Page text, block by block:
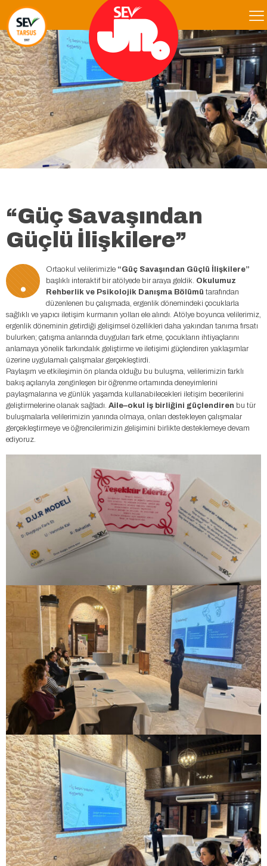
“Güç Savaşından
Güçlü İlişkilere”
. Ortaokul velilerimizle “Güç Savaşından Güçlü İlişkilere”
başlıklı interaktif bir atölyede bir araya geldik. Okulumuz
Rehberlik ve Psikolojik Danışma Bölümü tarafından
düzenlenen bu çalışmada, ergenlik dönemindeki çocuklarla
sağlıklı ve yapıcı iletişim kurmanın yolları ele alındı. Atölye boyunca velilerimiz,
ergenlik döneminin getirdiği gelişimsel özellikleri daha yakından tanıma fırsatı
bulurken; çatışma anlarında duyguları fark etme, çocukların ihtiyaçlarını
anlamaya yönelik farkındalık geliştirme ve iletişimi güçlendiren yaklaşımlar
üzerine uygulamalı çalışmalar gerçekleştirdi.
Paylaşım ve etkileşimin ön planda olduğu bu buluşma, velilerimizin farklı
bakış açılarıyla zenginleşen bir öğrenme ortamında deneyimlerini
paylaşmalarına ve günlük yaşamda kullanabilecekleri iletişim becerilerini
geliştirmelerine olanak sağladı. Aile–okul iş birliğini güçlendiren bu tür
buluşmalarla velilerimizin yanında olmaya, onları destekleyen çalışmalar
gerçekleştirmeye ve öğrencilerimizin gelişimini birlikte desteklemeye devam
ediyoruz.